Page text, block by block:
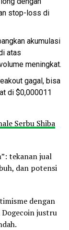
stop-loss di
akumulasi
atas
meningkat.
gagal, bisa
di $0,000011
Serbu Shiba
tekanan jual
dan potensi
dengan
justru